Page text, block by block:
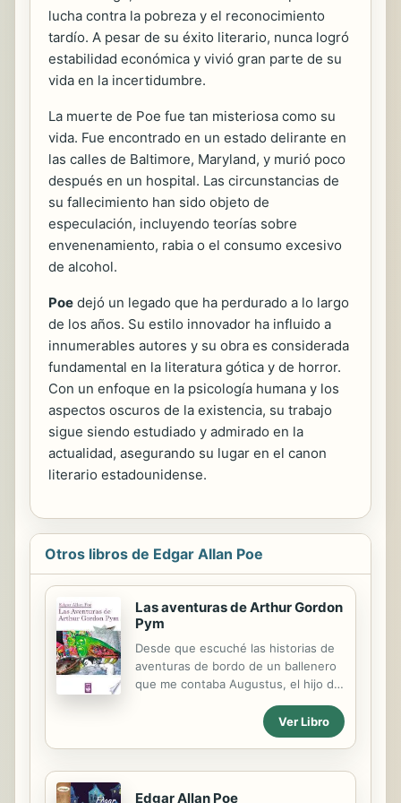
lucha contra la pobreza y el reconocimiento
tardío. A pesar de su éxito literario, nunca logró
estabilidad económica y vivió gran parte de su
vida en la incertidumbre.
La muerte de Poe fue tan misteriosa como su
vida. Fue encontrado en un estado delirante en
las calles de Baltimore, Maryland, y murió poco
después en un hospital. Las circunstancias de
su fallecimiento han sido objeto de
especulación, incluyendo teorías sobre
envenenamiento, rabia o el consumo excesivo
de alcohol.
Poe dejó un legado que ha perdurado a lo largo
de los años. Su estilo innovador ha influido a
innumerables autores y su obra es considerada
fundamental en la literatura gótica y de horror.
Con un enfoque en la psicología humana y los
aspectos oscuros de la existencia, su trabajo
sigue siendo estudiado y admirado en la
actualidad, asegurando su lugar en el canon
literario estadounidense.
Otros libros de Edgar Allan Poe
Las aventuras de Arthur Gordon
Pym
Desde que escuché las historias de
aventuras de bordo de un ballenero
que me contaba Augustus, el hijo de
fragata;empecé a experimentar el
de vela llamado Ariel y solíamos
hacer locuras tales, que hoy al
Ver Libro
Edgar Allan Poe